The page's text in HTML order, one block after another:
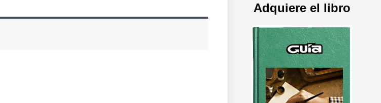
Adquiere el libro